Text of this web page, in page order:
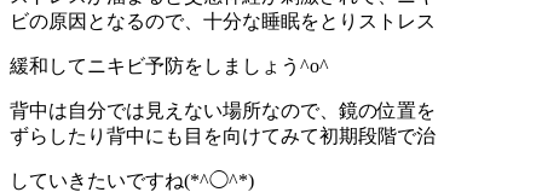
ビの原因となるので、十分な睡眠をとりストレス
緩和してニキビ予防をしましょう^o^
背中は自分では見えない場所なので、鏡の位置を
ずらしたり背中にも目を向けてみて初期段階で治
していきたいですね(*^◯^*)